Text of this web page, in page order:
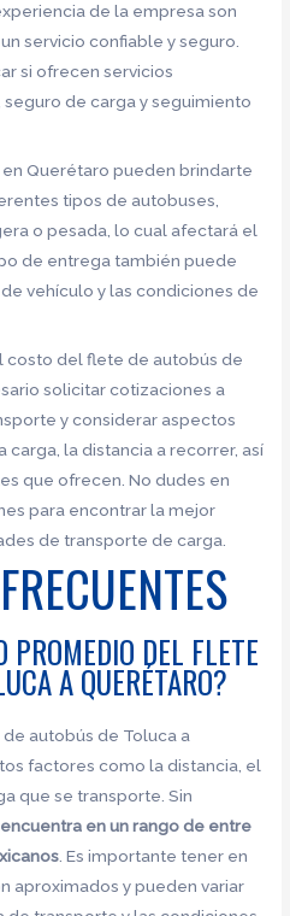
de la empresa son
servicio confiable y seguro.
si ofrecen servicios
de carga y seguimiento
Querétaro pueden brindarte
tipos de autobuses,
o pesada, lo cual afectará el
de entrega también puede
vehículo y las condiciones de
costo del flete de autobús de
solicitar cotizaciones a
y considerar aspectos
la distancia a recorrer, así
que ofrecen. No dudes en
para encontrar la mejor
de transporte de carga.
PROMEDIO DEL FLETE
A QUERÉTARO?
autobús de Toluca a
factores como la distancia, el
que se transporte. Sin
en un rango de entre
. Es importante tener en
aproximados y pueden variar